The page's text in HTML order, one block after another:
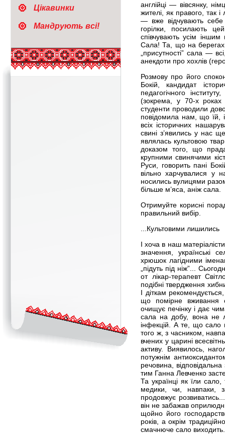
Цікавинки
Мандрують всі!
англійці — вівсянку,
жителі, як правого, так
— вже відчувають
горілки, посилають
співчувають усім іншим
Сала! Та, що на берегах
„присутності” сала —
анекдоти про хохлів
Розмову про його
Бокій, кандидат
педагогічного
(зокрема, у 70-х роках
студенти проводили
повідомила нам, що їй,
всіх історичних
свині з’явились у нас
являлась культовою
доказом того, що
крупними свинячими
Руси, говорить пані
вільно харчувалися у
носились вулицями
більше м’яса, аніж сала.
Отримуйте корисні
правильний вибір.
...Культовими лишились
І хоча в наш
значення, українські
хрюшок лагідними
„підуть під ніж”...
от лікар-терапевт
подібні твердження
І діткам
що помірне вживання
очищує печінку і дає
сала на добу, вона не
інфекцій. А те, що сало
того ж, з часником,
вчених у царині
активу. Виявилось,
потужнім
речовина, відповідальна
тим Ганна Левченко
Та українці як їли сало,
медики, чи, навпаки,
продовжує
він не забажав
щойно його
років, а окрім
смачнюче сало